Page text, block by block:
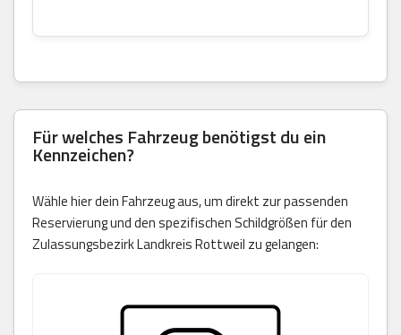
Für welches Fahrzeug benötigst du ein
Kennzeichen?
Wähle hier dein Fahrzeug aus, um direkt zur passenden
Reservierung und den spezifischen Schildgrößen für den
Zulassungsbezirk Landkreis Rottweil zu gelangen: